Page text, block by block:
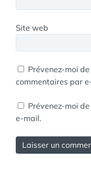
Site web
Prévenez-moi
commentaires par
Prévenez-moi
e-mail.